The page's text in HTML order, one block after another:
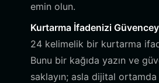
emin olun.
Kurtarma İfadenizi
24 kelimelik bir kurtarma
Bunu bir kağıda yazın ve
saklayın; asla dijital ortamda